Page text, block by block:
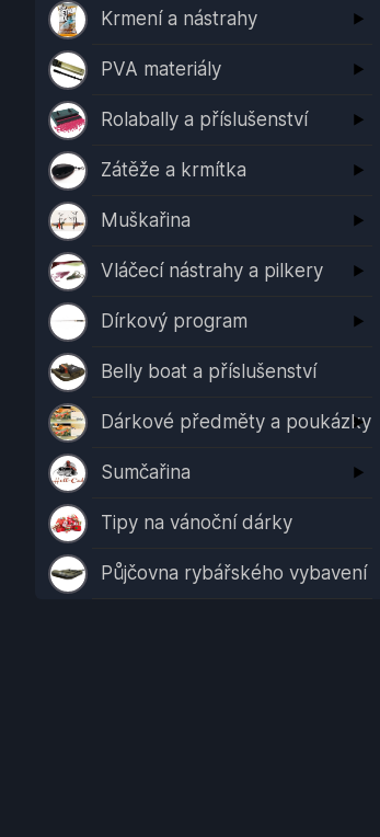
Krmení a nástrahy
PVA materiály
Rolabally a příslušenství
Zátěže a krmítka
Muškařina
Vláčecí nástrahy a pilkery
Dírkový program
Belly boat a příslušenství
Dárkové předměty a poukázky
Sumčařina
Tipy na vánoční dárky
Půjčovna rybářského vybavení